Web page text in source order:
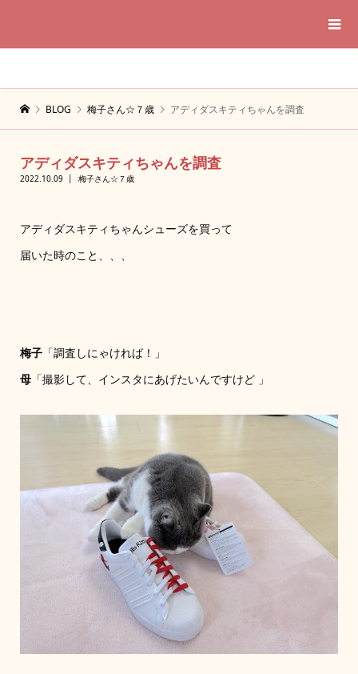
BLOG 梅子さん☆７歳 アディダスキティちゃんを調査
アディダスキティちゃんを調査
2022.10.09 梅子さん☆７歳
アディダスキティちゃんシューズを買って
届いた時のこと、、、
梅子「調査しにゃければ！」
母「撮影して、インスタにあげたいんですけど 」